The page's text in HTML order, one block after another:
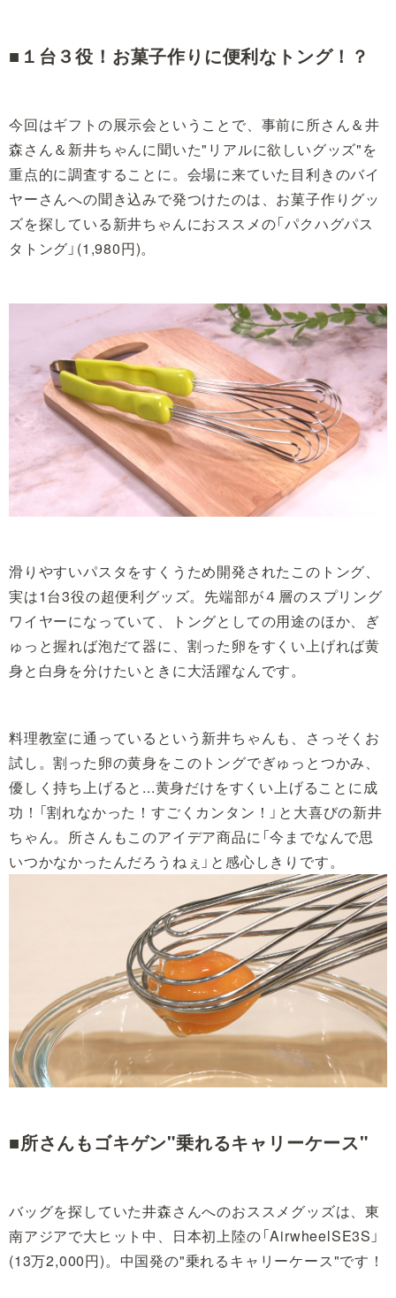
■１台３役！お菓子作りに便利なトング！？
今回はギフトの展示会ということで、事前に所さん＆井
森さん＆新井ちゃんに聞いた"リアルに欲しいグッズ"を
重点的に調査することに。会場に来ていた目利きのバイ
ヤーさんへの聞き込みで発つけたのは、お菓子作りグッ
ズを探している新井ちゃんにおススメの「パクハグパス
タトング」(1,980円)。
滑りやすいパスタをすくうため開発されたこのトング、
実は1台3役の超便利グッズ。先端部が４層のスプリング
ワイヤーになっていて、トングとしての用途のほか、ぎ
ゅっと握れば泡だて器に、割った卵をすくい上げれば黄
身と白身を分けたいときに大活躍なんです。
料理教室に通っているという新井ちゃんも、さっそくお
試し。割った卵の黄身をこのトングでぎゅっとつかみ、
優しく持ち上げると...黄身だけをすくい上げることに成
功！「割れなかった！すごくカンタン！」と大喜びの新井
ちゃん。所さんもこのアイデア商品に「今までなんで思
いつかなかったんだろうねぇ」と感心しきりです。
■所さんもゴキゲン"乗れるキャリーケース"
バッグを探していた井森さんへのおススメグッズは、東
南アジアで大ヒット中、日本初上陸の「AirwheelSE3S」
(13万2,000円)。中国発の"乗れるキャリーケース"です！